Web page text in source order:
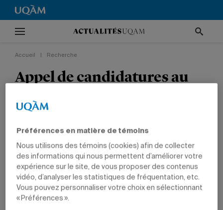
Accueil Recherche
Appel de candidatures au
et à la création
Préférences en matière de témoins
Nous utilisons des témoins (cookies) afin de collecter
des informations qui nous permettent d’améliorer votre
expérience sur le site, de vous proposer des contenus
vidéo, d’analyser les statistiques de fréquentation, etc.
Vous pouvez personnaliser votre choix en sélectionnant
« Préférences ».